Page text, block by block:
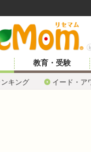
キング イード・ア
教育・受験